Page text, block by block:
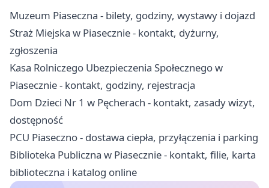
Muzeum Piaseczna - bilety, godziny, wystawy i dojazd
Straż Miejska w Piasecznie - kontakt, dyżurny,
zgłoszenia
Kasa Rolniczego Ubezpieczenia Społecznego w
Piasecznie - kontakt, godziny, rejestracja
Dom Dzieci Nr 1 w Pęcherach - kontakt, zasady wizyt,
dostępność
PCU Piaseczno - dostawa ciepła, przyłączenia i parking
Biblioteka Publiczna w Piasecznie - kontakt, filie, karta
biblioteczna i katalog online